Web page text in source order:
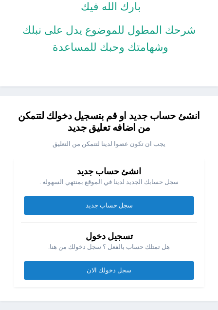
بارك الله فيك
شرحك المطول للموضوع يدل على نبلك
وشهامتك وحبك للمساعدة
انشئ حساب جديد او قم بتسجيل دخولك لتتمكن
من اضافه تعليق جديد
يجب ان تكون عضوا لدينا لتتمكن من التعليق
انشئ حساب جديد
سجل حسابك الجديد لدينا في الموقع بمنتهي السهوله .
سجل حساب جديد
تسجيل دخول
هل تمتلك حساب بالفعل ؟ سجل دخولك من هنا.
سجل دخولك الان